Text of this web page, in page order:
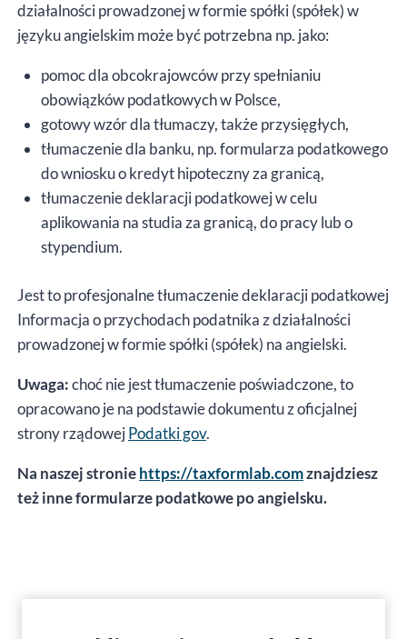
działalności prowadzonej w formie spółki (spółek) w
języku angielskim może być potrzebna np. jako:
pomoc dla obcokrajowców przy spełnianiu
obowiązków podatkowych w Polsce,
gotowy wzór dla tłumaczy, także przysięgłych,
tłumaczenie dla banku, np. formularza podatkowego
do wniosku o kredyt hipoteczny za granicą,
tłumaczenie deklaracji podatkowej w celu
aplikowania na studia za granicą, do pracy lub o
stypendium.
Jest to profesjonalne tłumaczenie deklaracji podatkowej
Informacja o przychodach podatnika z działalności
prowadzonej w formie spółki (spółek) na angielski.
Uwaga:choć nie jest tłumaczenie poświadczone, to
opracowano je na podstawie dokumentu z oficjalnej
strony rządowejPodatki gov.
Na naszej stroniehttps://taxformlab.comznajdziesz
też inne formularze podatkowe po angielsku.